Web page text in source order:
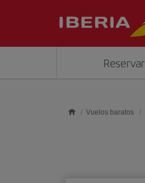
Reservar
Vuelos baratos